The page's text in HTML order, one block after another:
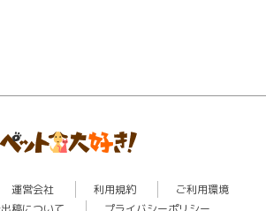
する氏名、住所、電話番号等の個人情報
持って管理し、個人情報への不正アクセ
運営会社 利用規約
ご利用環境